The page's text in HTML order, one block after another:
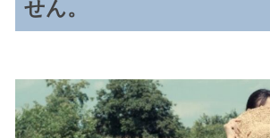
せん。